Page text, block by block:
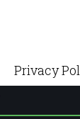
Privacy